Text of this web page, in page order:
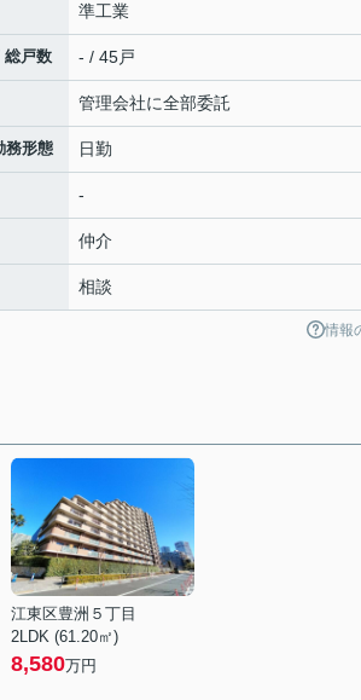
準工業
総戸数 - / 45戸
管理会社に全部委託
務形態 日勤
-
仲介
相談
情報
江東区豊洲５丁目
2LDK (61.20㎡)
8,580万円